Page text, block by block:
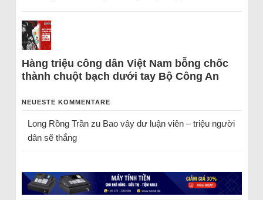
Hàng triệu công dân Việt Nam bỗng chốc
thành chuột bạch dưới tay Bộ Công An
NEUESTE KOMMENTARE
Long Rồng Trầnzu Bao vây dư luận viên – triệu người
dân sẽ thắng